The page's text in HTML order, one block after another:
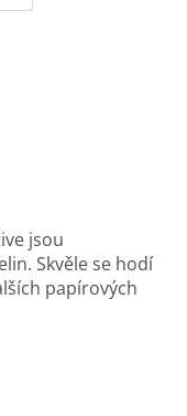
jsou
Skvěle se hodí
papírových